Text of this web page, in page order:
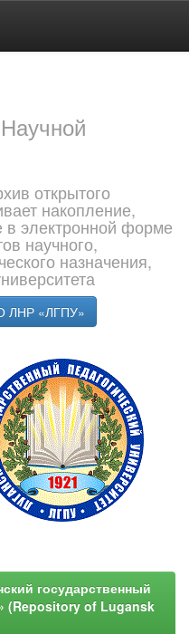
Научной
открытого
накопление,
в электронной форме
научного,
назначения,
ЛНР «ЛГПУ»
государственный
(Repository of Lugansk